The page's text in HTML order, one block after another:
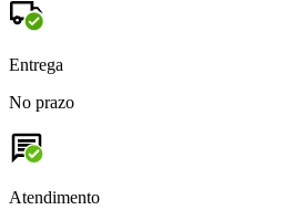
Entrega
No prazo
Atendimento